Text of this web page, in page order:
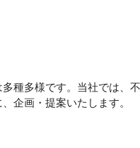
種多様です。当社では、
企画・提案いたします。